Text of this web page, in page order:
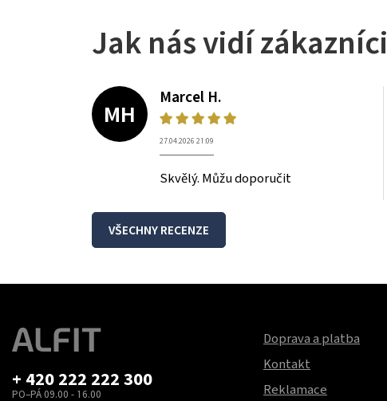
Jak nás vidí zákazníci
MH
Marcel H.
27.04.2026 21:09
Skvělý. Můžu doporučit
VŠECHNY RECENZE
+ 420 222 222 300
PO–PÁ 09.00 - 16.00
Doprava a platba
Kontakt
Reklamace